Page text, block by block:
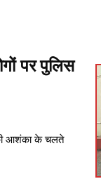
पर पुलिस
आशंका के चलते